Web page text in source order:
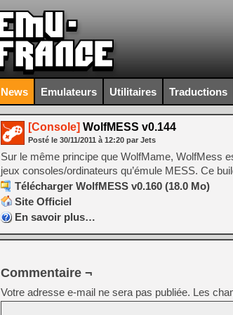
News Emulateurs Utilitaires Traductions
[Console] WolfMESS v0.144
Posté le 30/11/2011 à 12:20 par Jets
Sur le même principe que WolfMame, WolfMess
jeux consoles/ordinateurs qu’émule MESS. Ce
Télécharger WolfMESS v0.160 (18.0 Mo)
Site Officiel
En savoir plus…
Commentaire ¬
Votre adresse e-mail ne sera pas publiée. Les